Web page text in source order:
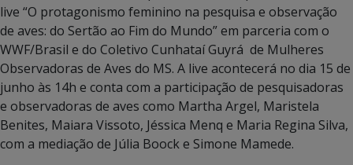
live “O protagonismo feminino na pesquisa e observação
de aves: do Sertão ao Fim do Mundo” em parceria com o
WWF/Brasil e do Coletivo Cunhataí Guyrá de Mulheres
Observadoras de Aves do MS. A live acontecerá no dia 15 de
junho às 14h e conta com a participação de pesquisadoras
e observadoras de aves como Martha Argel, Maristela
Benites, Maiara Vissoto, Jéssica Menq e Maria Regina Silva,
com a mediação de Júlia Boock e Simone Mamede.